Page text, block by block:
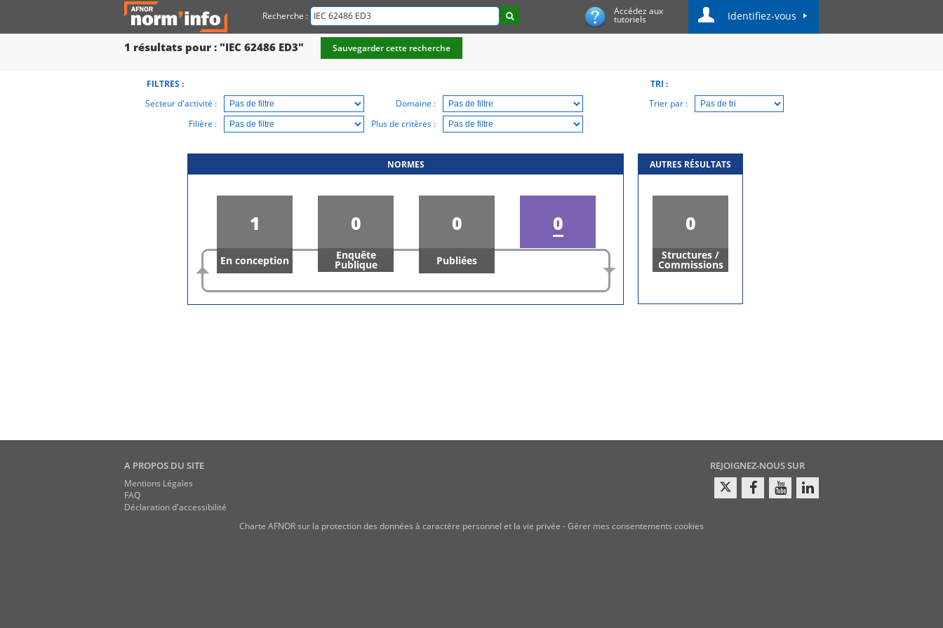
Recherche : Accédez aux
tutoriels Identifiez-vous
1 résultats pour : "IEC 62486 ED3" Sauvegarder cette recherche
FILTRES :
Secteur d'activité :
Domaine :
Filière :
Plus de critères :
TRI :
Trier par :
NORMES
1
En conception
0
Enquête
Publique
0
Publiées
0
AUTRES RÉSULTATS
0
Structures /
Commissions
A PROPOS DU SITE
Mentions Légales
FAQ
Déclaration d'accessibilité
REJOIGNEZ-NOUS SUR
Charte AFNOR sur la protection des données à caractère personnel et la vie privée -Gérer mes consentements cookies